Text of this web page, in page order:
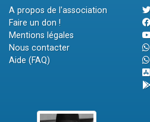
A propos de l'association
Faire un don !
Mentions légales
Nous contacter
Aide (FAQ)